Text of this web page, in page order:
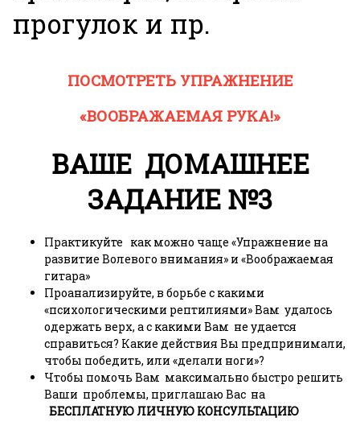
прогулок и пр.
ПОСМОТРЕТЬ УПРАЖНЕНИЕ
«ВООБРАЖАЕМАЯ РУКА!»
ВАШЕ ДОМАШНЕЕ
ЗАДАНИЕ №3
Практикуйте как можно чаще «Упражнение на
развитие Волевого внимания» и «Воображаемая
гитара»
Проанализируйте, в борьбе с какими
«психологическими рептилиями» Вам удалось
одержать верх, а с какими Вам не удается
справиться? Какие действия Вы предпринимали,
чтобы победить, или «делали ноги»?
Чтобы помочь Вам максимально быстро решить
Ваши проблемы, приглашаю Вас на
БЕСПЛАТНУЮ ЛИЧНУЮ КОНСУЛЬТАЦИЮ